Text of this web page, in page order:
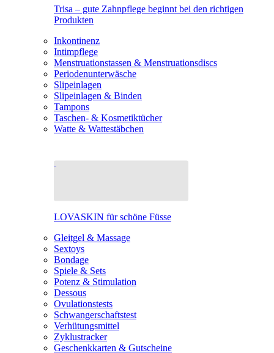
Trisa – gute Zahnpflege beginnt bei den richtigen
Produkten
Inkontinenz
Intimpflege
Menstruationstassen & Menstruationsdiscs
Periodenunterwäsche
Slipeinlagen
Slipeinlagen & Binden
Tampons
Taschen- & Kosmetiktücher
Watte & Wattestäbchen
LOVASKIN für schöne Füsse
Gleitgel & Massage
Sextoys
Bondage
Spiele & Sets
Potenz & Stimulation
Dessous
Ovulationstests
Schwangerschaftstest
Verhütungsmittel
Zyklustracker
Geschenkkarten & Gutscheine